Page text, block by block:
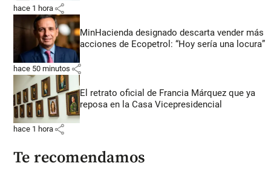
hace 1 hora share
MinHacienda designado descarta vender más
acciones de Ecopetrol: “Hoy sería una locura”
hace 50 minutos share
El retrato oficial de Francia Márquez que ya
reposa en la Casa Vicepresidencial
hace 1 hora share
Te recomendamos